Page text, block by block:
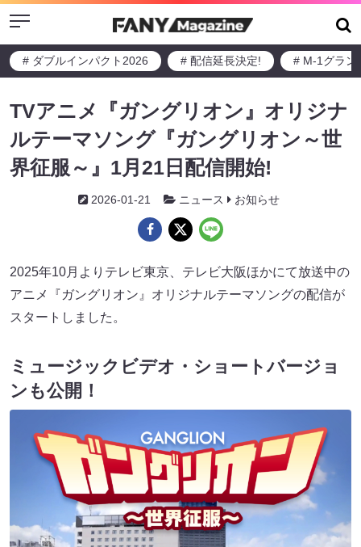
Menu
# ダブルインパクト2026 # 配信延長決定! # M-1グラン
TVアニメ『ガングリオン』オリジナ
ルテーマソング『ガングリオン～世
界征服～』1月21日配信開始!
2026-01-21 ニュース お知らせ
2025年10月よりテレビ東京、テレビ大阪ほかにて放送中の
アニメ『ガングリオン』オリジナルテーマソングの配信が
スタートしました。
ミュージックビデオ・ショートバージョ
ンも公開！